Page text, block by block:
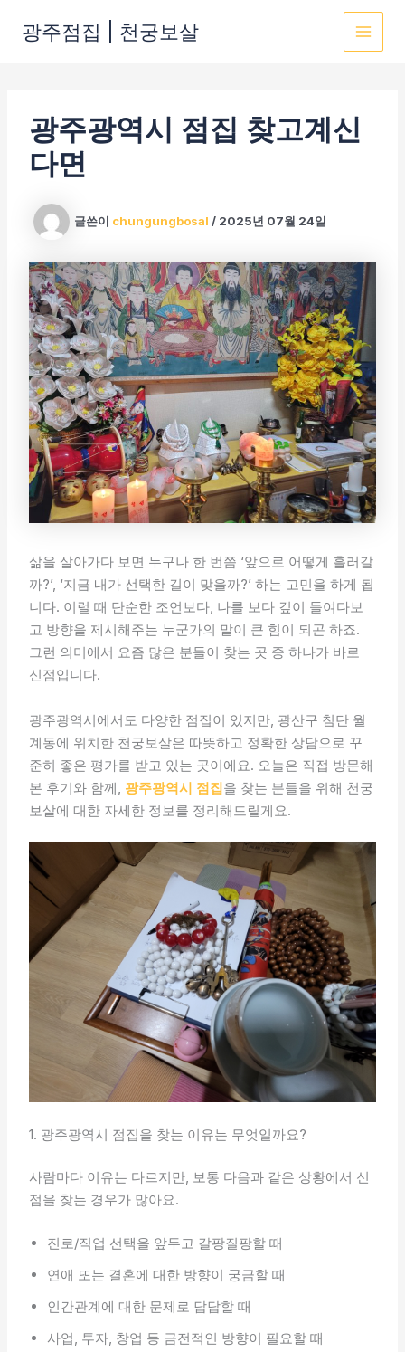
광주점집 | 천궁보살
광주광역시 점집 찾고계신
다면
글쓴이 chungungbosal/ 2025년 07월 24일
삶을 살아가다 보면 누구나 한 번쯤 ‘앞으로 어떻게 흘러갈
까?’, ‘지금 내가 선택한 길이 맞을까?’ 하는 고민을 하게 됩
니다. 이럴 때 단순한 조언보다, 나를 보다 깊이 들여다보
고 방향을 제시해주는 누군가의 말이 큰 힘이 되곤 하죠.
그런 의미에서 요즘 많은 분들이 찾는 곳 중 하나가 바로
신점입니다.
광주광역시에서도 다양한 점집이 있지만, 광산구 첨단 월
계동에 위치한 천궁보살은 따뜻하고 정확한 상담으로 꾸
준히 좋은 평가를 받고 있는 곳이에요. 오늘은 직접 방문해
본 후기와 함께, 광주광역시 점집을 찾는 분들을 위해 천궁
보살에 대한 자세한 정보를 정리해드릴게요.
1. 광주광역시 점집을 찾는 이유는 무엇일까요?
사람마다 이유는 다르지만, 보통 다음과 같은 상황에서 신
점을 찾는 경우가 많아요.
진로/직업 선택을 앞두고 갈팡질팡할 때
연애 또는 결혼에 대한 방향이 궁금할 때
인간관계에 대한 문제로 답답할 때
사업, 투자, 창업 등 금전적인 방향이 필요할 때